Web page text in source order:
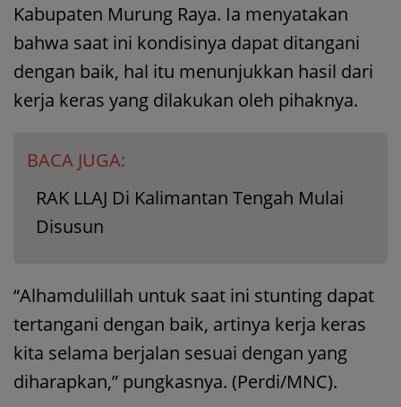
Kabupaten Murung Raya. Ia menyatakan
bahwa saat ini kondisinya dapat ditangani
dengan baik, hal itu menunjukkan hasil dari
kerja keras yang dilakukan oleh pihaknya.
BACA JUGA:
RAK LLAJ Di Kalimantan Tengah Mulai
Disusun
“Alhamdulillah untuk saat ini stunting dapat
tertangani dengan baik, artinya kerja keras
kita selama berjalan sesuai dengan yang
diharapkan,” pungkasnya. (Perdi/MNC).